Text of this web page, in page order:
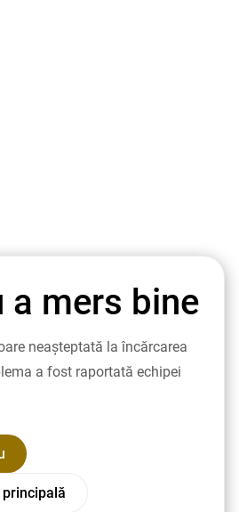
a mers bine
neașteptată la încărcarea
a fost raportată echipei